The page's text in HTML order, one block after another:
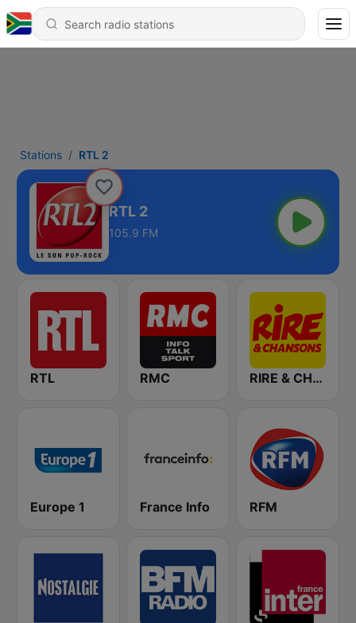
Stations RTL 2
RTL 2
105.9 FM
RTL RMC RIRE & CHANSONS
Europe 1 France Info RFM